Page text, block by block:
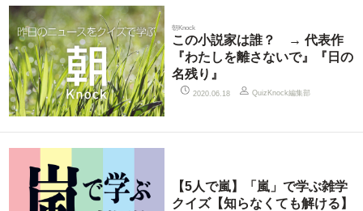
朝Knock
この小説家は誰？ → 代表作
『わたしを離さないで』『日の
名残り』
2020.06.18 QuizKnock編集部
【5人で嵐】「嵐」で学ぶ雑学
クイズ【知らなくても解ける】